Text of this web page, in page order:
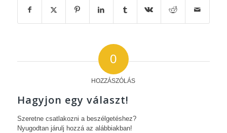
0
HOZZÁSZÓLÁS
Hagyjon egy választ!
Szeretne csatlakozni a beszélgetéshez?
Nyugodtan járulj hozzá az alábbiakban!